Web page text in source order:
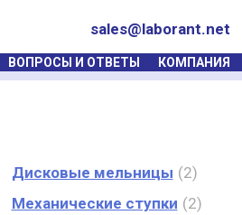
sales@laborant.net
ВОПРОСЫ И ОТВЕТЫ КОМПАНИЯ
Дисковые мельницы
2
Механические ступки
2